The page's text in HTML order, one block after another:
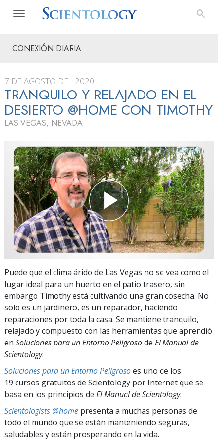
CONEXIÓN DIARIA
7 DE AGOSTO DEL 2020
TRANQUILO Y RELAJADO EN EL
DESIERTO @HOME CON TIMOTHY
LAS VEGAS, NEVADA
Puede que el clima árido de Las Vegas no se vea como el
lugar ideal para un huerto en el patio trasero, sin
embargo Timothy está cultivando una gran cosecha. No
solo es un jardinero, es un reparador, haciendo
reparaciones por toda la casa. Se mantiene tranquilo,
relajado y compuesto con las herramientas que aprendió
en Soluciones para un Entorno Peligrosode El Manual de
Scientology.
Soluciones para un Entorno Peligrosoes uno de los
19 cursos gratuitos de Scientology por Internet que se
basa en los principios de El Manual de Scientology.
Scientologists @home presenta a muchas personas de
todo el mundo que se están manteniendo seguras,
saludables y están prosperando en la vida.